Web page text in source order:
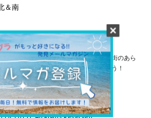
＆南
ト体験を豊かにする情報サイトです。街のあら
新しています。早速情報を探してみよう！